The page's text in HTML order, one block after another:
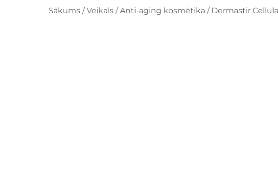
Sākums /Veikals /Anti-aging kosmētika / Dermastir